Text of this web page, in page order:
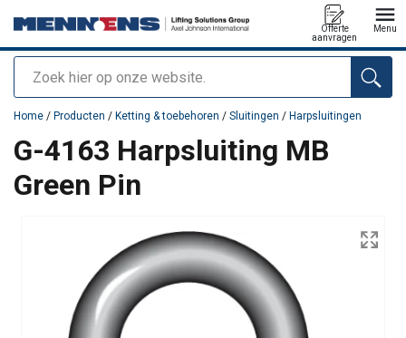
Zoeken
Offerte
aanvragen
Menu
toegevoegd aan uw offerte
Home / Producten / Ketting & toebehoren / Sluitingen / Harpsluitingen
G-4163 Harpsluiting MB
Green Pin